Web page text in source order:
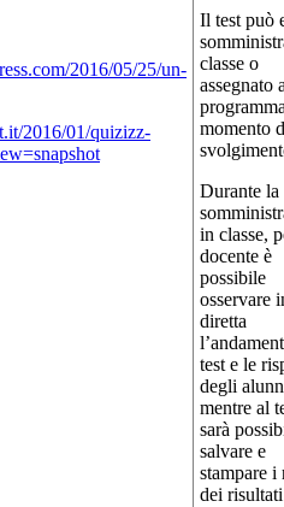
Il test può
classe o
assegnato
momento
Durante la
in classe,
docente è
possibile
osservare
diretta
test e le
degli
mentre al
sarà
salvare e
stampare i
dei
2016/05/25/un-
2016/01/quizizz-